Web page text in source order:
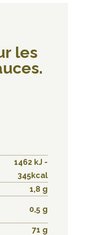
les
1462 kJ -
345kcal
1,8 g
0,5 g
71 g